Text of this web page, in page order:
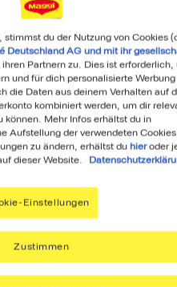
du der Nutzung von Cookies
Deutschland AG und mit ihr
Partnern zu. Dies ist erforderlich,
und für dich personalisierte
die Daten aus deinem Verhalten auf
kombiniert werden, um dir
können. Mehr Infos erhältst du in
Aufstellung der verwendeten
zu ändern, erhältst du hieroder
dieser Website.
Einstellungen
Zustimmen